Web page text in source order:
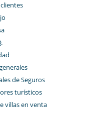
de Seguros
turísticos
villas en venta